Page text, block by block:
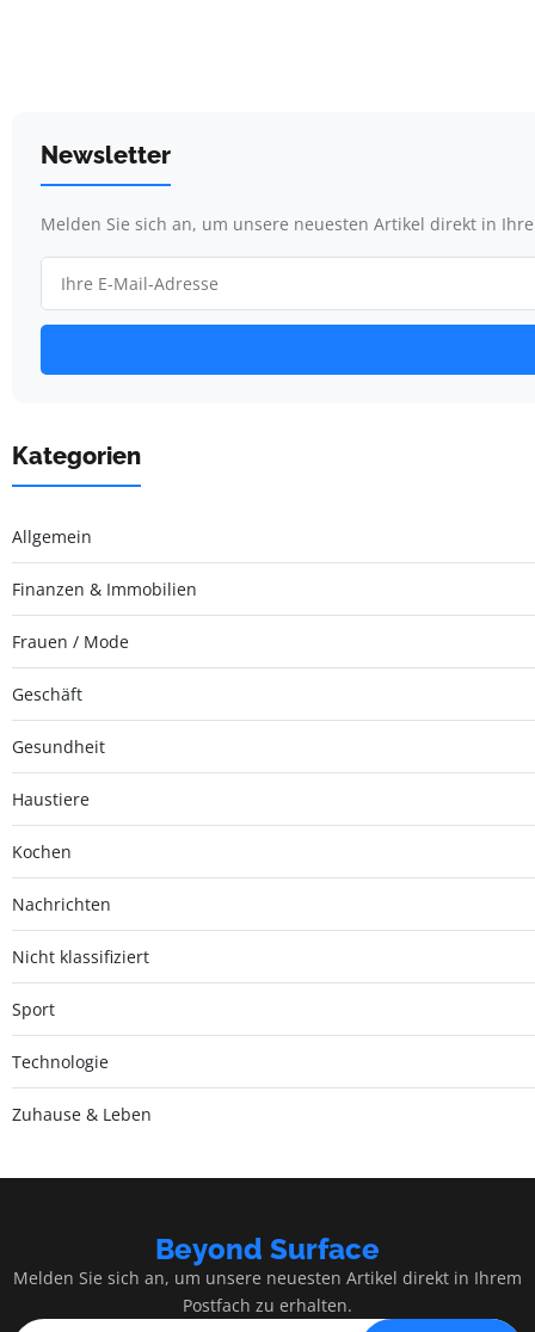
Newsletter
Melden Sie sich an, um unsere neuesten Artikel direkt in
Kategorien
Allgemein
Finanzen & Immobilien
Frauen / Mode
Geschäft
Gesundheit
Haustiere
Kochen
Nachrichten
Nicht klassifiziert
Sport
Technologie
Zuhause & Leben
Beyond Surface
Melden Sie sich an, um unsere neuesten Artikel direkt in Ihrem
Postfach zu erhalten.